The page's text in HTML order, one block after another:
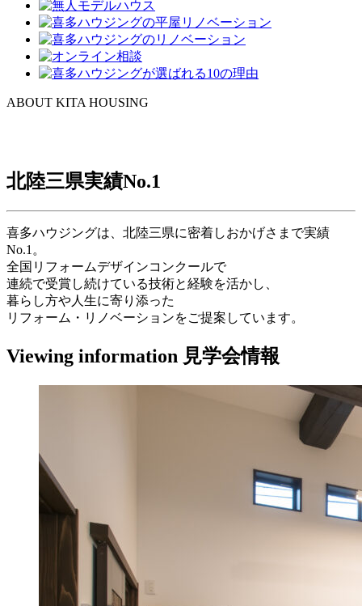
ABOUT KITA HOUSING
北陸三県実績No.1
喜多ハウジングは、北陸三県に密着しおかげさまで実績
No.1。
全国リフォームデザインコンクールで
連続で受賞し続けている技術と経験を活かし、
暮らし方や人生に寄り添った
リフォーム・リノベーションをご提案しています。
Viewing information 見学会情報